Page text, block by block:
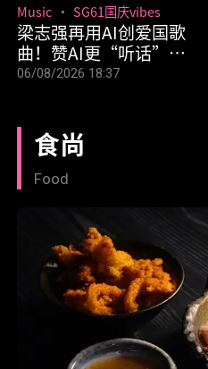
梁志强再用AI创爱国歌
曲！赞AI更“听话”，
创作快很多
Music SG61国庆vibes
06/08/2026 18:37
食尚
Food